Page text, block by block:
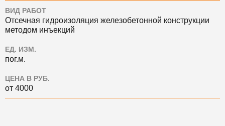
ВИД РАБОТ
Отсечная гидроизоляция железобетонной конструкции
методом инъекций
ЕД. ИЗМ.
пог.м.
ЦЕНА В РУБ.
от 4000